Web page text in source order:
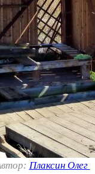
Плаксин Олег